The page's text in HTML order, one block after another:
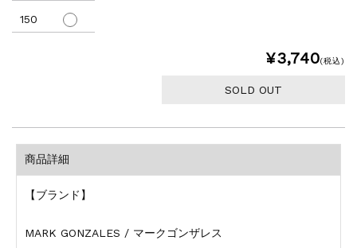
150
¥3,740(税込)
SOLD OUT
商品詳細
【ブランド】
MARK GONZALES / マークゴンザレス